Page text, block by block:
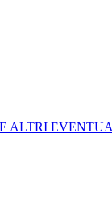
ALTRI